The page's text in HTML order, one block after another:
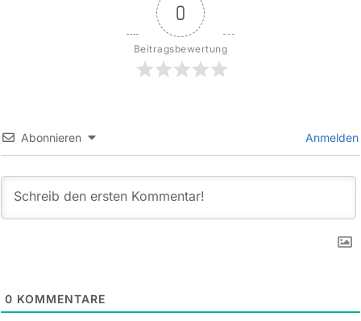
0
Beitragsbewertung
Abonnieren Anmelden
0 KOMMENTARE